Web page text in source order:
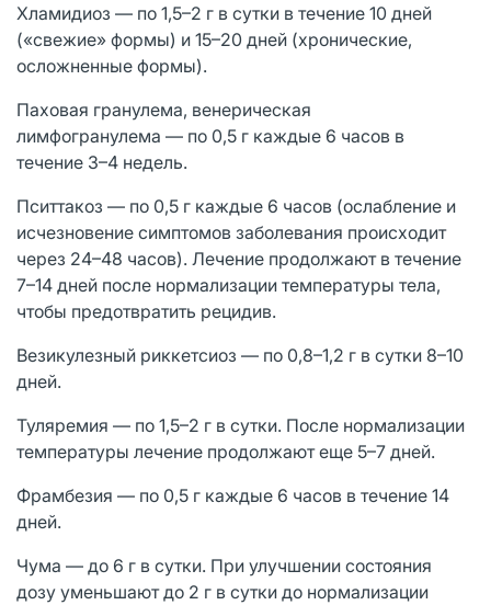
Хламидиоз — по 1,5–2 г в сутки в течение 10 дней
(«свежие» формы) и 15–20 дней (хронические,
осложненные формы).
Паховая гранулема, венерическая
лимфогранулема — по 0,5 г каждые 6 часов в
течение 3–4 недель.
Пситтакоз — по 0,5 г каждые 6 часов (ослабление и
исчезновение симптомов заболевания происходит
через 24–48 часов). Лечение продолжают в течение
7–14 дней после нормализации температуры тела,
чтобы предотвратить рецидив.
Везикулезный риккетсиоз — по 0,8–1,2 г в сутки 8–10
дней.
Туляремия — по 1,5–2 г в сутки. После нормализации
температуры лечение продолжают еще 5–7 дней.
Фрамбезия — по 0,5 г каждые 6 часов в течение 14
дней.
Чума — до 6 г в сутки. При улучшении состояния
дозу уменьшают до 2 г в сутки до нормализации